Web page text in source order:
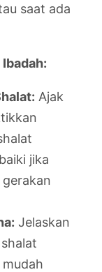
saat ada
Ajak
jika
Jelaskan